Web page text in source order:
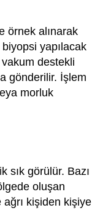
örnek alınarak
yapılacak
destekli
gönderilir. İşlem
morluk
sık görülür. Bazı
oluşan
kişiden kişiye